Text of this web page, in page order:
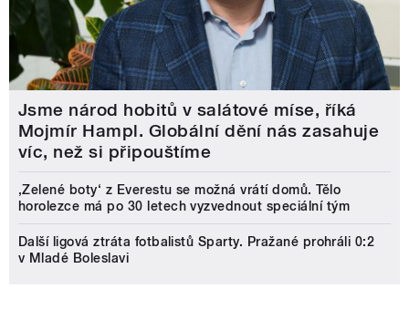
Jsme národ hobitů v salátové míse, říká
Mojmír Hampl. Globální dění nás zasahuje
víc, než si připouštíme
‚Zelené boty‘ z Everestu se možná vrátí domů. Tělo
horolezce má po 30 letech vyzvednout speciální tým
Další ligová ztráta fotbalistů Sparty. Pražané prohráli 0:2
v Mladé Boleslavi